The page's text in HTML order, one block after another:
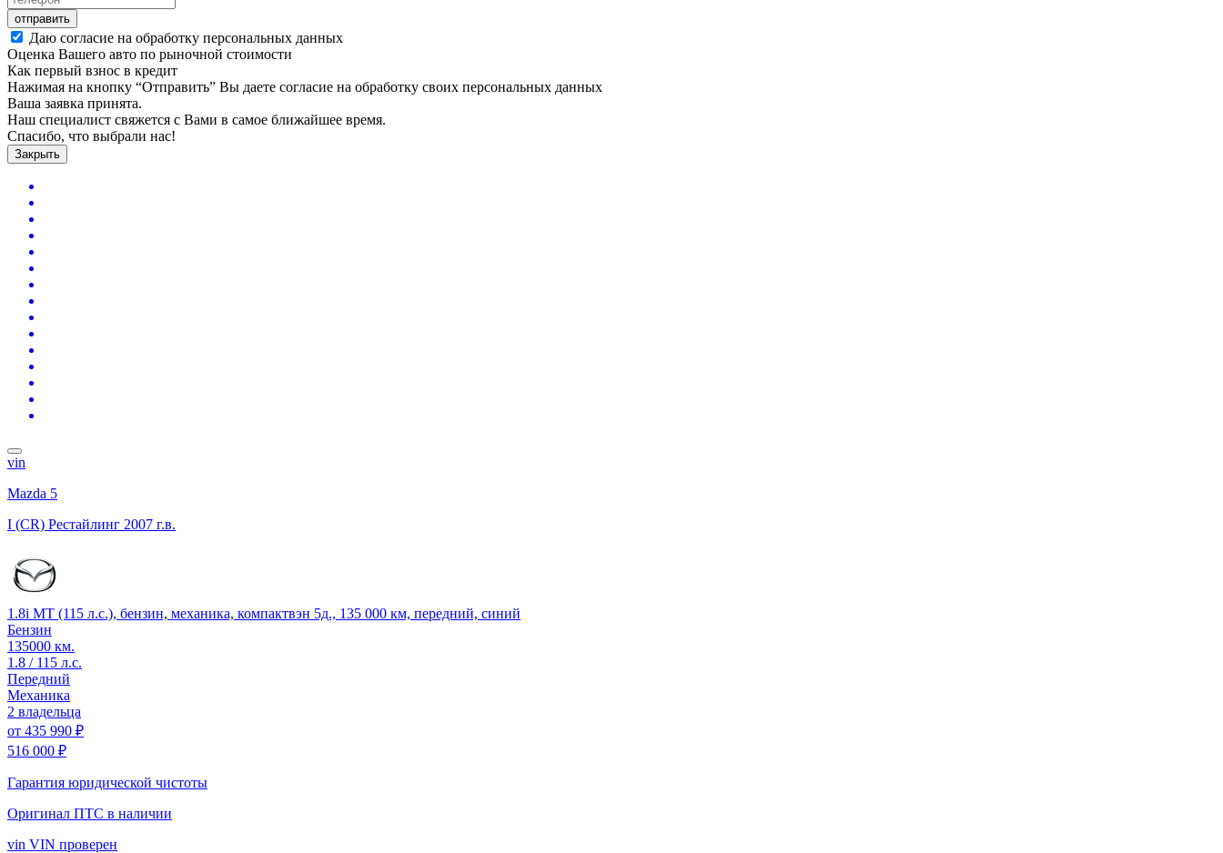
отправить
Даю согласие на обработку персональных данных
Оценка Вашего авто по рыночной стоимости
Как первый взнос в кредит
Нажимая на кнопку “Отправить” Вы даете согласие на обработку своих персональных данных
Ваша заявка принята.
Наш специалист свяжется с Вами в самое ближайшее время.
Спасибо, что выбрали нас!
Закрыть
vin
Mazda 5
I (CR) Рестайлинг 2007 г.в.
1.8i MT (115 л.с.), бензин, механика, компактвэн 5д., 135 000 км, передний, синий
Бензин
135000 км.
1.8 / 115 л.с.
Передний
Механика
2 владельца
от 435 990 ₽
516 000 ₽
Гарантия юридической чистоты
Оригинал ПТС в наличии
vin VIN проверен